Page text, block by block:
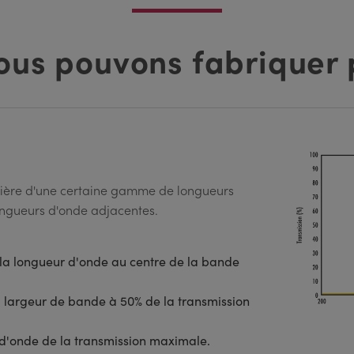
pouvons fabriquer
d'une certaine gamme de longueurs
d'onde adjacentes.
longueur d'onde au centre de la bande
de bande à 50% de la transmission
de la transmission maximale.